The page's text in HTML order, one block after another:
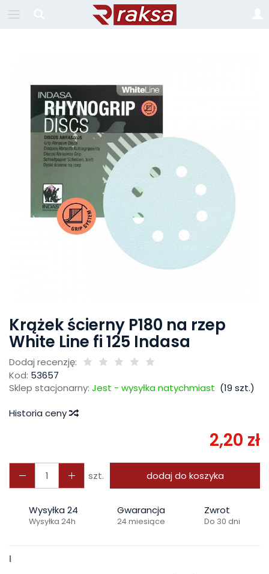
Krążek ścierny P180 na rzep
White Line fi 125 Indasa
Dodaj recenzję:
Kod: 53657
Sklep stacjonarny: Jest - wysyłka natychmiast (19 szt.)
Historia ceny
2,20 zł
szt. dodaj do koszyka
Wysyłka 24
Wysyłka 24h
Gwarancja
24 miesiące
Zwrot
Do 30 dni
I